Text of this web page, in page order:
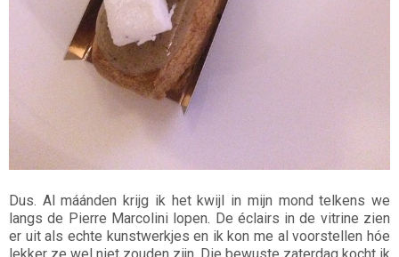
Dus. Al máánden krijg ik het kwijl in mijn mond telkens we
langs de Pierre Marcolini lopen. De éclairs in de vitrine zien
er uit als echte kunstwerkjes en ik kon me al voorstellen hóe